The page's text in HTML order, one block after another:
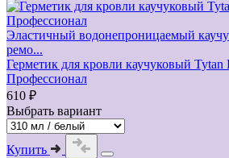
Эластичный водонепроницаемый
ремо...
Герметик для кровли каучуковый Tytan
Профессионал
610 ₽
Выбрать вариант
Купить